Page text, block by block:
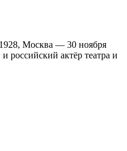
Москва — 30 ноября
российский актёр театра и